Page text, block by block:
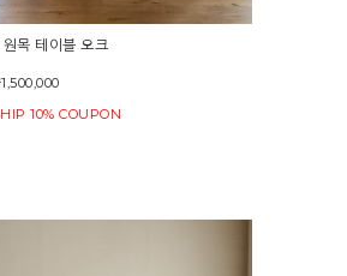
목 테이블 오크
10% COUPON